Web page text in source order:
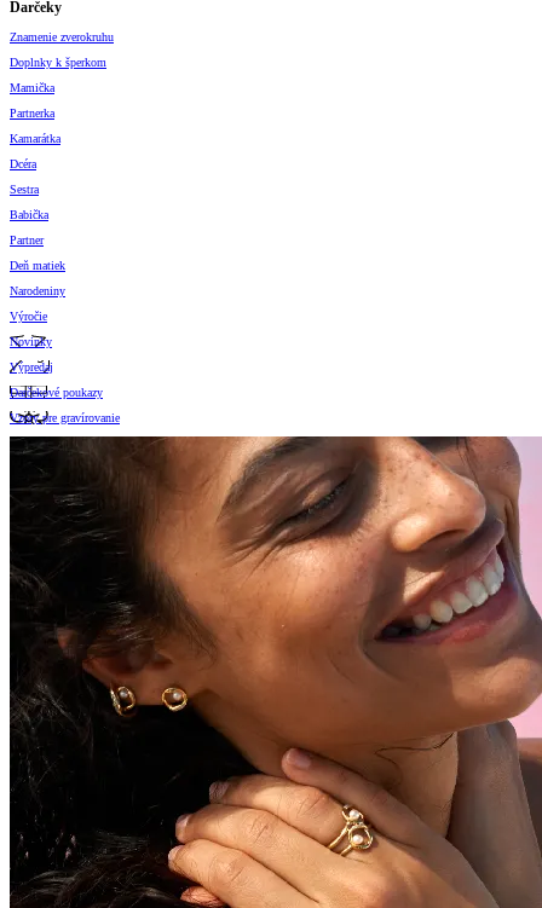
Darčeky
Znamenie zverokruhu
Doplnky k šperkom
Mamička
Partnerka
Kamarátka
Dcéra
Sestra
Babička
Partner
Deň matiek
Narodeniny
Výročie
Novinky
Výpredaj
Darčekové poukazy
Vzory pre gravírovanie